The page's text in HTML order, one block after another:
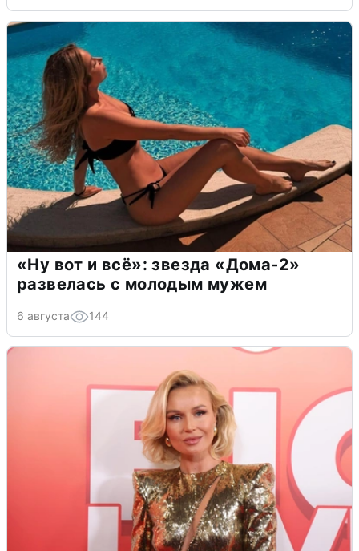
«Ну вот и всё»: звезда «Дома-2»
развелась с молодым мужем
6 августа 144